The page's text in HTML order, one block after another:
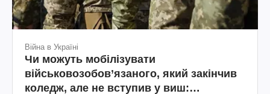
Війна в Україні
Чи можуть мобілізувати
військовозобов’язаного, який закінчив
коледж, але не вступив у виш: